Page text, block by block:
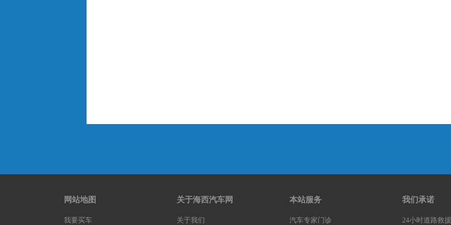
网站地图
我要买车
关于海西汽车网
关于我们
本站服务
汽车专家门诊
我们承诺
24小时道路救援